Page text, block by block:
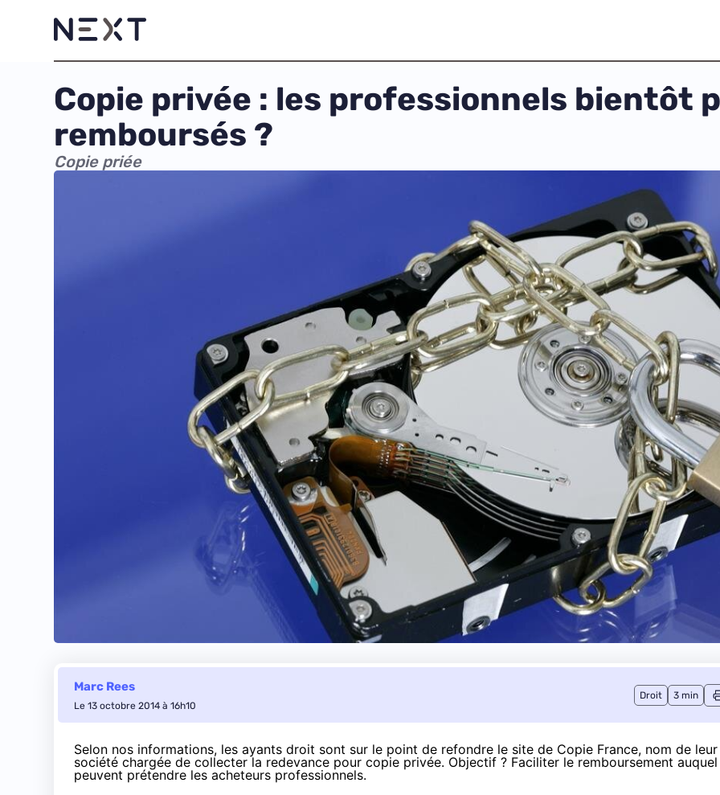
Copie privée : les professionnels bientôt
remboursés ?
Copie priée
Marc Rees
Le 13 octobre 2014 à 16h10
Droit 3 min
Selon nos informations, les ayants droit sont sur le point de refondre le site de Copie France, nom de leur
société chargée de collecter la redevance pour copie privée. Objectif ? Faciliter le remboursement auquel
peuvent prétendre les acheteurs professionnels.